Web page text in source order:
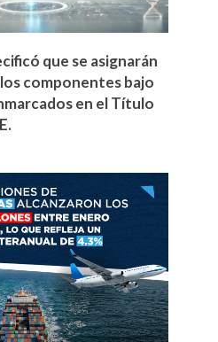
que se asignarán
componentes bajo
en el Título